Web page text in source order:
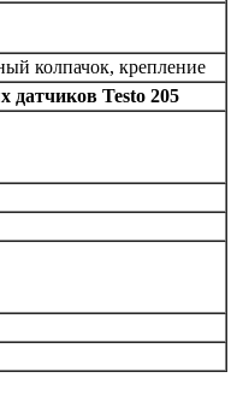
колпачок, крепление
датчиков Testo 205